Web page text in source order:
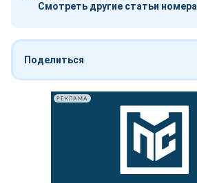
Смотреть другие статьи номера
Поделиться
РЕКЛАМА